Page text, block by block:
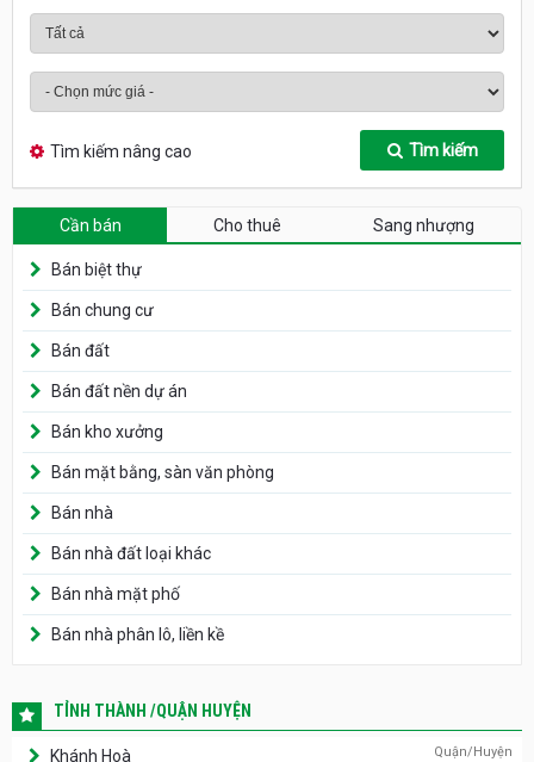
Tìm kiếm nâng cao Tìm kiếm
Cần bán Cho thuê Sang nhượng
Bán biệt thự
Bán chung cư
Bán đất
Bán đất nền dự án
Bán kho xưởng
Bán mặt bằng, sàn văn phòng
Bán nhà
Bán nhà đất loại khác
Bán nhà mặt phố
Bán nhà phân lô, liền kề
TỈNH THÀNH /QUẬN HUYỆN
Khánh Hoà Quận/Huyện